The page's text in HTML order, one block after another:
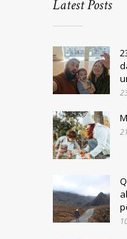
Latest Posts